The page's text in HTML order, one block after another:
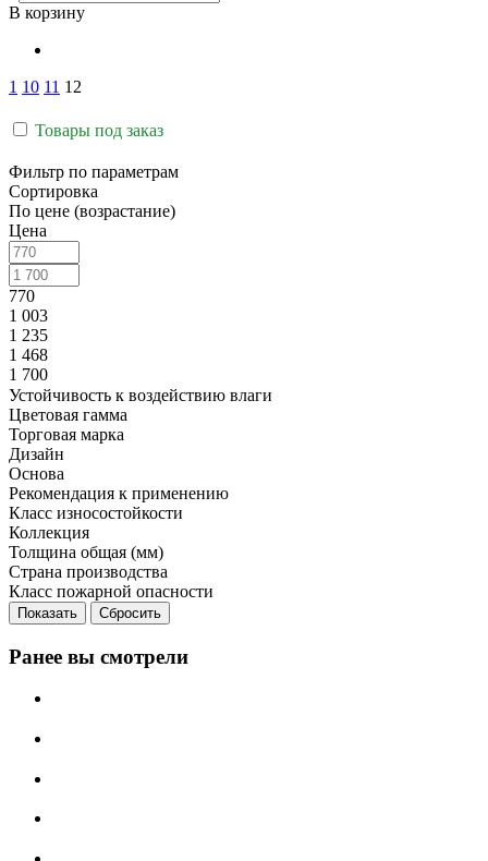
В корзину
1 10 11 12
Товары под заказ
Фильтр по параметрам
Сортировка
По цене (возрастание)
Цена
770
1 003
1 235
1 468
1 700
Устойчивость к воздействию влаги
Цветовая гамма
Торговая марка
Дизайн
Основа
Рекомендация к применению
Класс износостойкости
Коллекция
Толщина общая (мм)
Страна производства
Класс пожарной опасности
Сбросить
Ранее вы смотрели